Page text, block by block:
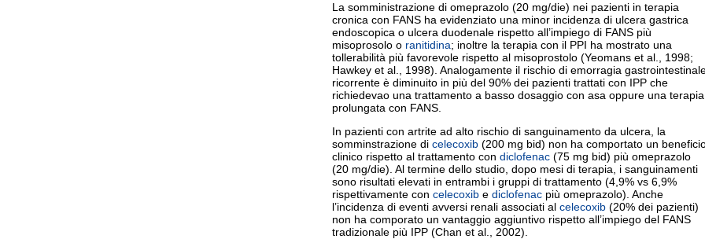
La somministrazione di omeprazolo (20 mg/die) nei pazienti in terapia
cronica con FANS ha evidenziato una minor incidenza di ulcera gastrica
endoscopica o ulcera duodenale rispetto all’impiego di FANS più
misoprosolo o ranitidina; inoltre la terapia con il PPI ha mostrato una
tollerabilità più favorevole rispetto al misoprostolo (Yeomans et al., 1998;
Hawkey et al., 1998). Analogamente il rischio di emorragia
ricorrente è diminuito in più del 90% dei pazienti trattati con IPP che
richiedevao una trattamento a basso dosaggio con asa oppure una terapia
prolungata con FANS.
In pazienti con artrite ad alto rischio di sanguinamento da ulcera, la
somminstrazione di celecoxib (200 mg bid) non ha comportato un
clinico rispetto al trattamento con diclofenac (75 mg bid) più omeprazolo
(20 mg/die). Al termine dello studio, dopo mesi di terapia, i sanguinamenti
sono risultati elevati in entrambi i gruppi di trattamento (4,9% vs 6,9%
rispettivamente con celecoxib e diclofenac più omeprazolo). Anche
l’incidenza di eventi avversi renali associati al celecoxib (20% dei pazienti)
non ha comporato un vantaggio aggiuntivo rispetto all’impiego del FANS
tradizionale più IPP (Chan et al., 2002).